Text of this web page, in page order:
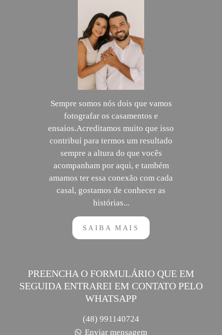
Sempre somos nós dois que vamos
fotografar os casamentos e
ensaios.Acreditamos muito que isso
contribuí para termos um resultado
sempre a altura do que vocês
acompanham por aqui, e também
amamos ter essa conexão com cada
casal, gostamos de conhecer as
histórias...
SAIBA MAIS
PREENCHA O FORMULÁRIO QUE EM
SEGUIDA ENTRAREI EM CONTATO PELO
WHATSAPP
(48) 991140724
Enviar mensagem